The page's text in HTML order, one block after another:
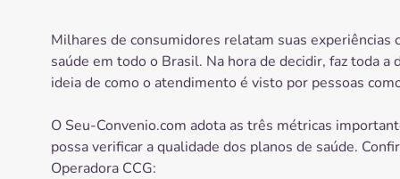
Milhares de consumidores relatam suas experiências
saúde em todo o Brasil. Na hora de decidir, faz toda a
ideia de como o atendimento é visto por pessoas
O Seu-Convenio.com adota as três métricas
possa verificar a qualidade dos planos de saúde.
Operadora CCG: